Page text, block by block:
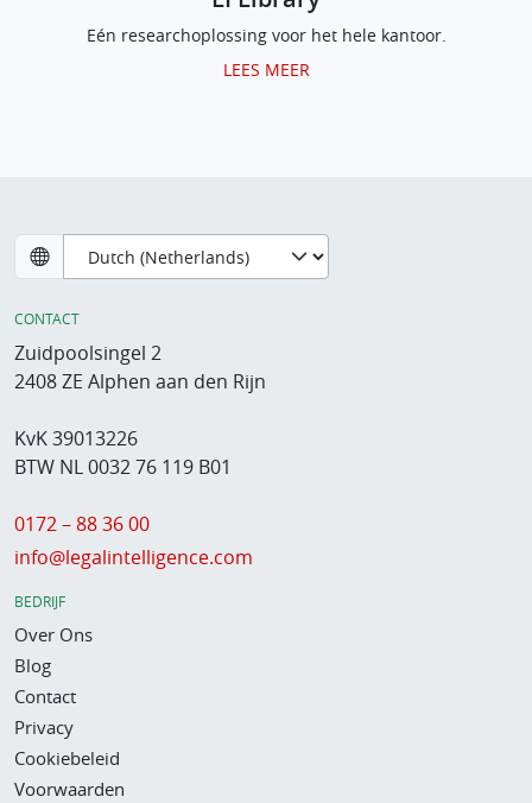
Eén researchoplossing voor het hele kantoor.
LEES MEER
CONTACT
Zuidpoolsingel 2
2408 ZE Alphen aan den Rijn
KvK 39013226
BTW NL 0032 76 119 B01
0172 – 88 36 00
info@legalintelligence.com
BEDRIJF
Over Ons
Blog
Contact
Privacy
Cookiebeleid
Voorwaarden